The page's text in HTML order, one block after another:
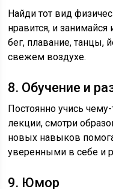
Найди тот вид
нравится, и
бег, плавание, танцы,
свежем воздухе.
8. Обучение и
Постоянно учись
лекции, смотри
новых навыков
уверенными в себе и
9. Юмор